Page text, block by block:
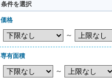
条件を選択
価格
～
専有面積
～